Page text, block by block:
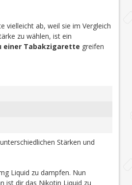
vielleicht ab, weil sie im Vergleich
zu wählen, ist ein
einer Tabakzigarette greifen
Stärken und
Liquid zu dampfen. Nun
ist dir das Nikotin Liquid zu